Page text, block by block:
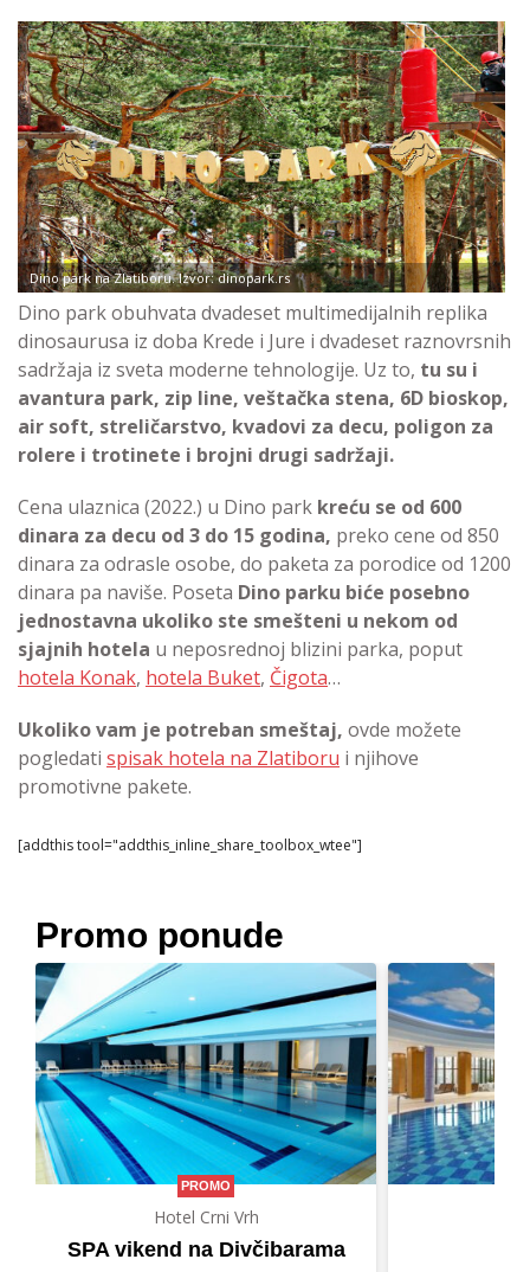
Dino park na Zlatiboru. Izvor: dinopark.rs
Dino park obuhvata dvadeset multimedijalnih replika
dinosaurusa iz doba Krede i Jure i dvadeset raznovrsnih
sadržaja iz sveta moderne tehnologije. Uz to, tu su i
avantura park, zip line, veštačka stena, 6D bioskop,
air soft, streličarstvo, kvadovi za decu, poligon za
rolere i trotinete i brojni drugi sadržaji.
Cena ulaznica (2022.) u Dino park kreću se od 600
dinara za decu od 3 do 15 godina, preko cene od 850
dinara za odrasle osobe, do paketa za porodice od 1200
dinara pa naviše. Poseta Dino parku biće posebno
jednostavna ukoliko ste smešteni u nekom od
sjajnih hotela u neposrednoj blizini parka, poput
hotela Konak, hotela Buket, Čigota…
Ukoliko vam je potreban smeštaj, ovde možete
pogledati spisak hotela na Zlatiboru i njihove
promotivne pakete.
[addthis tool="addthis_inline_share_toolbox_wtee"]
Promo ponude
PROMO
Hotel Crni Vrh
SPA vikend na Divčibarama